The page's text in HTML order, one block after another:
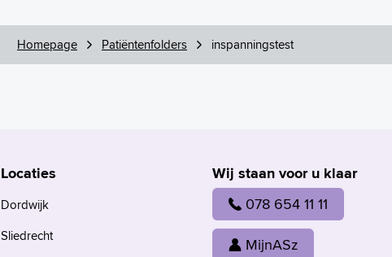
Homepage Patiëntenfolders inspanningstest
Wij staan voor u klaar
078 654 11 11
MijnASz
Locaties
Dordwijk
Sliedrecht